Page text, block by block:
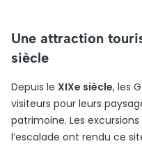
Une attraction
siècle
Depuis le XIXe siècle, les
visiteurs pour leurs
patrimoine. Les
l’escalade ont rendu ce